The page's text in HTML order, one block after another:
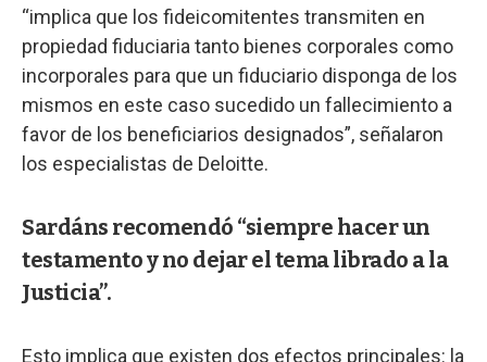
“implica que los fideicomitentes transmiten en
propiedad fiduciaria tanto bienes corporales como
incorporales para que un fiduciario disponga de los
mismos en este caso sucedido un fallecimiento a
favor de los beneficiarios designados”, señalaron
los especialistas de Deloitte.
Sardáns recomendó “siempre hacer un
testamento y no dejar el tema librado a la
Justicia”.
Esto implica que existen dos efectos principales: la